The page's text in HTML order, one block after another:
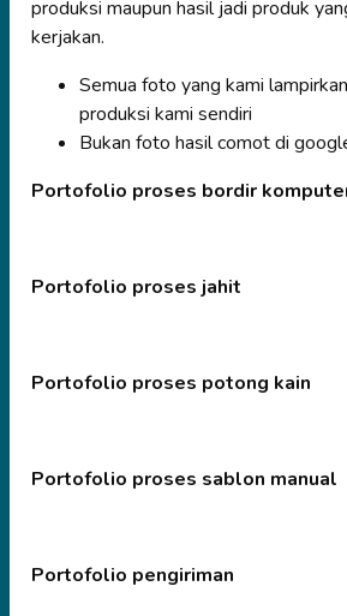
produksi maupun hasil jadi produk
kerjakan.
Semua foto yang kami
produksi kami sendiri
Bukan foto hasil comot di
Portofolio proses bordir
Portofolio proses jahit
Portofolio proses potong kain
Portofolio proses sablon manual
Portofolio pengiriman